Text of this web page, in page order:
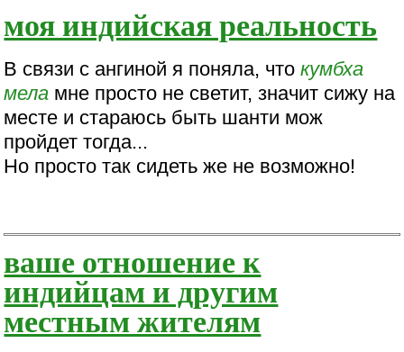
моя индийская реальность
В связи с ангиной я поняла, чтокумбха
мела мне просто не светит, значит сижу на
месте и стараюсь быть шанти мож
пройдет тогда...
Но просто так сидеть же не возможно!
ваше отношение к
индийцам и другим
местным жителям